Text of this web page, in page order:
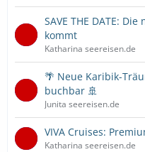
SAVE THE DATE:
kommt
Katharina seereisen.de
🌴 Neue Karibik-
buchbar 🚢
Junita seereisen.de
VIVA Cruises:
Katharina seereisen.de